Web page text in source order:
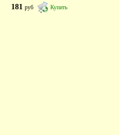
181 руб Купить